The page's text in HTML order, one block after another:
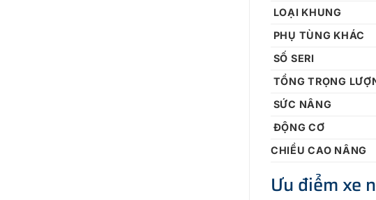
LOẠI KHUNG
PHỤ TÙNG KHÁC
SỐ SERI
TỔNG TRỌNG
SỨC NÂNG
ĐỘNG CƠ
CHIỀU CAO NÂNG
Ưu điểm xe